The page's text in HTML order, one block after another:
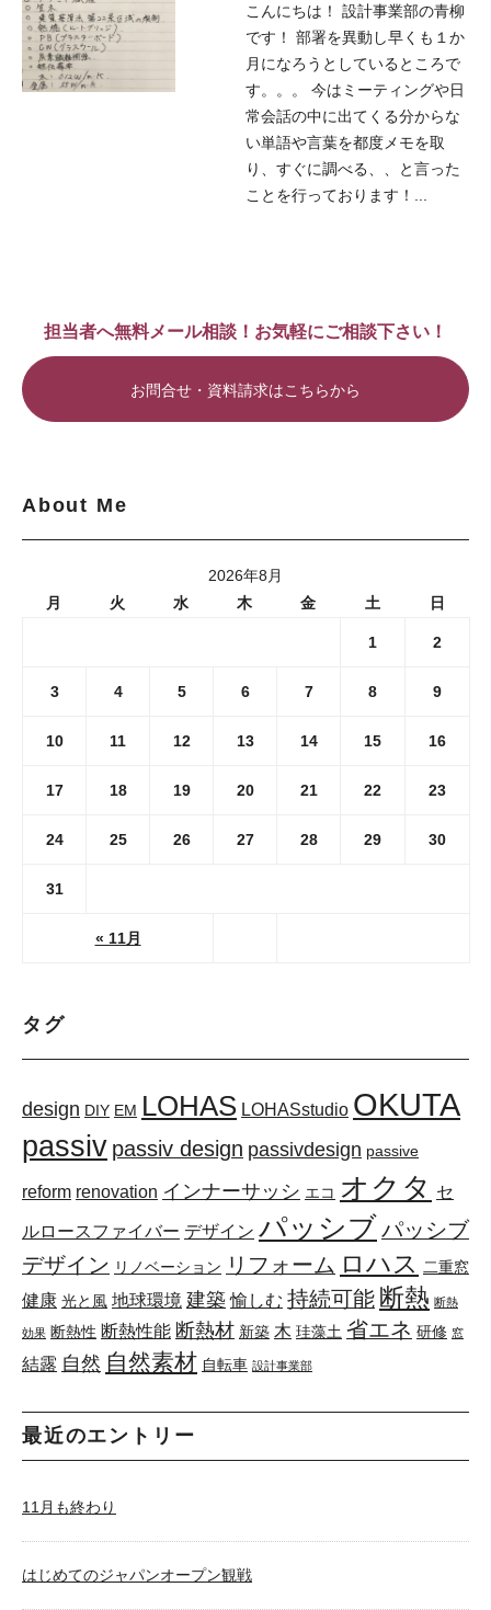
こんにちは！ 設計事業部の青柳
です！ 部署を異動し早くも１か
月になろうとしているところで
す。。。 今はミーティングや日
常会話の中に出てくる分からな
い単語や言葉を都度メモを取
り、すぐに調べる、、と言った
ことを行っております！...
担当者へ無料メール相談！お気軽にご相談下さい！
お問合せ・資料請求はこちらから
About Me
2026年8月
月
火 水 木 金 土 日
« 11月
1 2
3 4 5 6 7 8 9
10 11 12 13 14 15 16
17 18 19 20 21 22 23
24 25 26 27 28 29 30
31
タグ
design DIY EM LOHAS LOHASstudio OKUTA
passiv passiv design passivdesign passive
reform renovation インナーサッシ エコ オクタ セ
ルロースファイバー デザイン パッシブ パッシブ
デザイン リノベーション リフォーム ロハス 二重窓
健康 光と風 地球環境 建築 愉しむ 持続可能 断熱 断熱
効果 断熱性 断熱性能 断熱材 新築 木 珪藻土 省エネ 研修 窓
結露 自然 自然素材 自転車 設計事業部
最近のエントリー
11月も終わり
はじめてのジャパンオープン観戦